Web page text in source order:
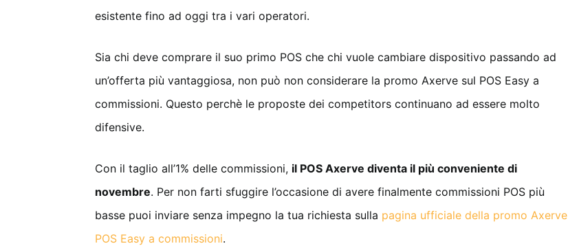
esistente fino ad oggi tra i vari operatori.
Sia chi deve comprare il suo primo POS che chi vuole cambiare dispositivo passando ad
un’offerta più vantaggiosa, non può non considerare la promo Axerve sul POS Easy a
commissioni. Questo perchè le proposte dei competitors continuano ad essere molto
difensive.
Con il taglio all’1% delle commissioni, il POS Axerve diventa il più conveniente di
novembre. Per non farti sfuggire l’occasione di avere finalmente commissioni POS più
basse puoi inviare senza impegno la tua richiesta sulla pagina ufficiale della promo Axerve
POS Easy a commissioni.